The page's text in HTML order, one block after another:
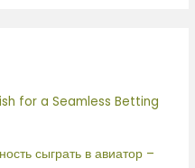
for a Seamless Betting
сыграть в авиатор –